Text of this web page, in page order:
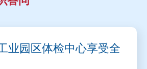
业园区体检中心享受全